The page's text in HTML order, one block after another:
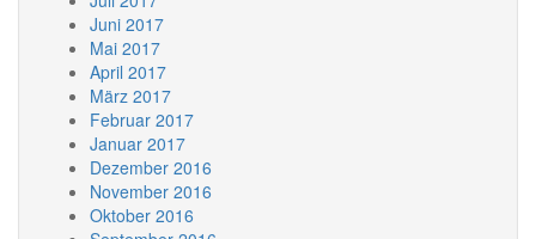
Juni 2017
Mai 2017
April 2017
März 2017
Februar 2017
Januar 2017
Dezember 2016
November 2016
Oktober 2016